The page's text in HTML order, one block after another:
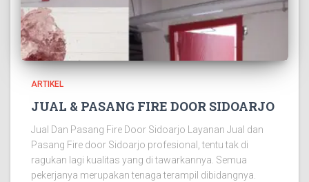
ARTIKEL
JUAL & PASANG FIRE DOOR SIDOARJO
Jual Dan Pasang Fire Door Sidoarjo Layanan Jual dan
Pasang Fire door Sidoarjo profesional, tentu tak di
ragukan lagi kualitas yang di tawarkannya. Semua
pekerjanya merupakan tenaga terampil dibidangnya.